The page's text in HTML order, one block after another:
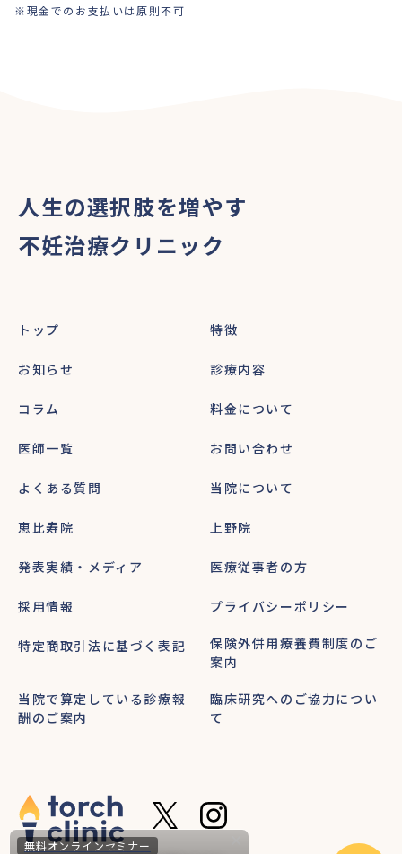
※現金でのお支払いは原則不可
無料オンラインセミナー
人生の選択肢を増やす
不妊治療クリニック
トップ 特徴
お知らせ 診療内容
コラム 料金について
医師一覧 お問い合わせ
よくある質問 当院について
恵比寿院 上野院
発表実績・メディア 医療従事者の方
採用情報 プライバシーポリシー
特定商取引法に基づく表記
保険外併用療養費制度のご
案内
当院で算定している診療報
酬のご案内
臨床研究へのご協力につい
て